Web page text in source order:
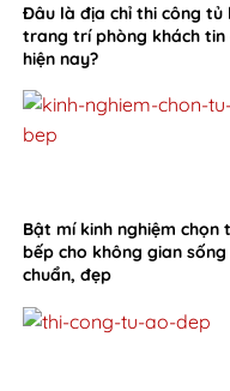
Đâu là địa chỉ thi công tủ
trang trí phòng khách tin
hiện nay?
Bật mí kinh nghiệm chọn
bếp cho không gian sống
chuẩn, đẹp